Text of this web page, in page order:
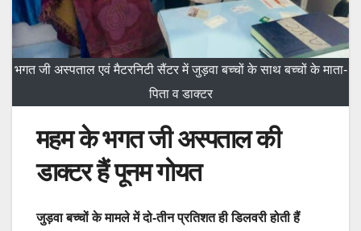
भगत जी अस्पताल एवं मैटरनिटी सैंटर में जुड़वा बच्चों के साथ बच्चों के माता-
पिता व डाक्टर
महम के भगत जी अस्पताल की
डाक्टर हैं पूनम गोयत
जुड़वा बच्चों के मामले में दो-तीन प्रतिशत ही डिलवरी होती हैं